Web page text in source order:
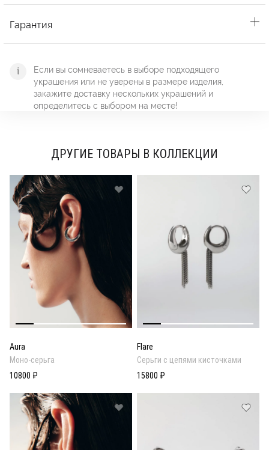
Гарантия
Если вы сомневаетесь в выборе подходящего
украшения или не уверены в размере изделия,
закажите доставку нескольких украшений и
определитесь с выбором на месте!
ДРУГИЕ ТОВАРЫ В КОЛЛЕКЦИИ
Aura
Моно-серьга
10800 ₽
Flare
Серьги с цепями кисточками
15800 ₽